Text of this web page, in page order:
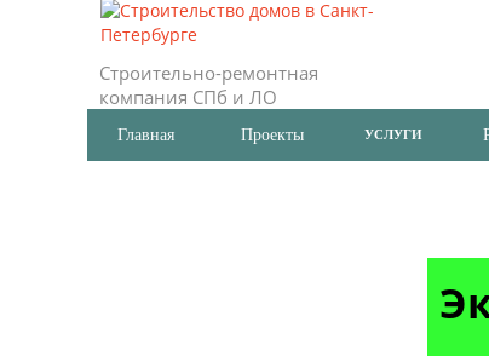
Строительно-ремонтная
компания СПб и ЛО
Главная Проекты УСЛУГИ